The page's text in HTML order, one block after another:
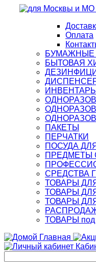
Оплата
БУМАЖНЫЕ
БЫТОВАЯ
ПАКЕТЫ
ПЕРЧАТКИ
ПОСУДА
ПРЕДМЕТЫ
СРЕДСТВА
ТОВАРЫ
ТОВАРЫ
ТОВАРЫ
ТОВАРЫ
Главная